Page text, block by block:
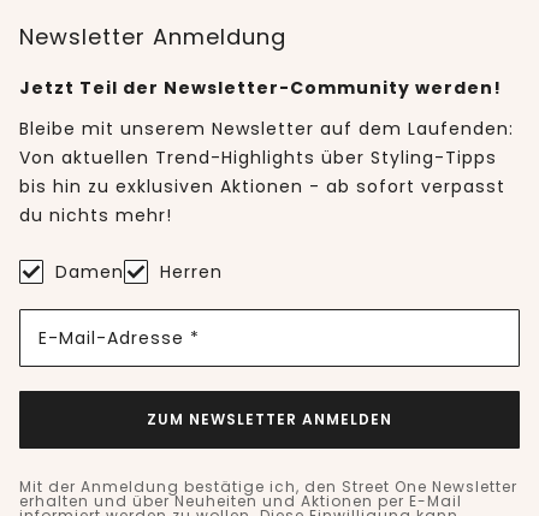
Newsletter Anmeldung
Jetzt Teil der Newsletter-Community werden!
Bleibe mit unserem Newsletter auf dem Laufenden:
Von aktuellen Trend-Highlights über Styling-Tipps
bis hin zu exklusiven Aktionen - ab sofort verpasst
du nichts mehr!
Damen Herren
E-Mail-Adresse *
ZUM NEWSLETTER ANMELDEN
Mit der Anmeldung bestätige ich, den Street One Newsletter
erhalten und über Neuheiten und Aktionen per E-Mail